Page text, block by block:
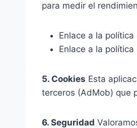
para medir el
Enlace a la
Enlace a la
5. Cookies Esta
terceros (AdMob) que
6. Seguridad